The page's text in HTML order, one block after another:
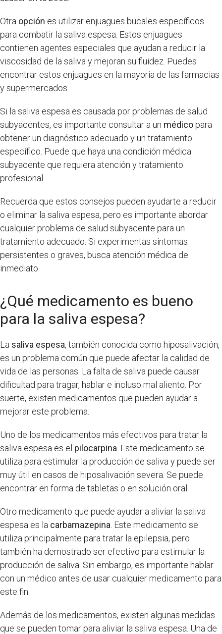
Otra opción es utilizar enjuagues bucales específicos
para combatir la saliva espesa. Estos enjuagues
contienen agentes especiales que ayudan a reducir la
viscosidad de la saliva y mejoran su fluidez. Puedes
encontrar estos enjuagues en la mayoría de las farmacias
y supermercados.
Si la saliva espesa es causada por problemas de salud
subyacentes, es importante consultar a un médicopara
obtener un diagnóstico adecuado y un tratamiento
específico. Puede que haya una condición médica
subyacente que requiera atención y tratamiento
profesional.
Recuerda que estos consejos pueden ayudarte a reducir
o eliminar la saliva espesa, pero es importante abordar
cualquier problema de salud subyacente para un
tratamiento adecuado. Si experimentas síntomas
persistentes o graves, busca atención médica de
inmediato.
¿Qué medicamento es bueno
para la saliva espesa?
La saliva espesa, también conocida como hiposalivación,
es un problema común que puede afectar la calidad de
vida de las personas. La falta de saliva puede causar
dificultad para tragar, hablar e incluso mal aliento. Por
suerte, existen medicamentos que pueden ayudar a
mejorar este problema.
Uno de los medicamentos más efectivos para tratar la
saliva espesa es el pilocarpina . Este medicamento se
utiliza para estimular la producción de saliva y puede ser
muy útil en casos de hiposalivación severa. Se puede
encontrar en forma de tabletas o en solución oral.
Otro medicamento que puede ayudar a aliviar la saliva
espesa es la carbamazepina . Este medicamento se
utiliza principalmente para tratar la epilepsia, pero
también ha demostrado ser efectivo para estimular la
producción de saliva. Sin embargo, es importante hablar
con un médico antes de usar cualquier medicamento para
este fin.
Además de los medicamentos, existen algunas medidas
que se pueden tomar para aliviar la saliva espesa. Una de